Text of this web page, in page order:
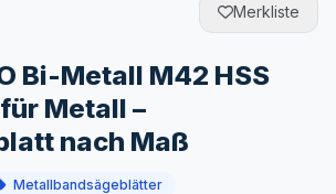
Merkliste
Bi-Metall M42 HSS
Metall –
nach Maß
Metallbandsägeblätter